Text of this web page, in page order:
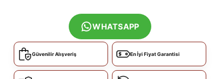
WHATSAPP
Güvenilir Alışveriş En İyi Fiyat Garantisi